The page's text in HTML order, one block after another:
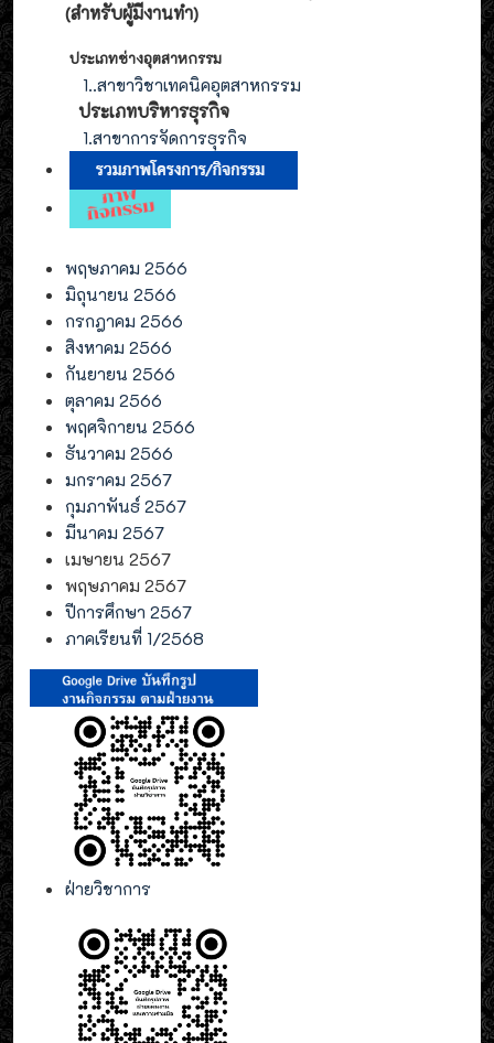
(สำหรับผู้มีงานทำ)
ประเภทช่างอุตสาหกรรม
1..สาขาวิชาเทคนิคอุตสาหกรรม
ประเภทบริหารธุรกิจ
1.สาขาการจัดการธุรกิจ
พฤษภาคม 2566
มิถุนายน 2566
กรกฎาคม 2566
สิงหาคม 2566
กันยายน 2566
ตุลาคม 2566
พฤศจิกายน 2566
ธันวาคม 2566
มกราคม 2567
กุมภาพันธ์ 2567
มีนาคม 2567
เมษายน 2567
พฤษภาคม 2567
ปีการศึกษา 2567
ภาคเรียนที่ 1/2568
ฝ่ายวิชาการ